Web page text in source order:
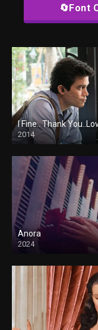
🔄Font
I Fine.. Thank
2014
Anora
2024